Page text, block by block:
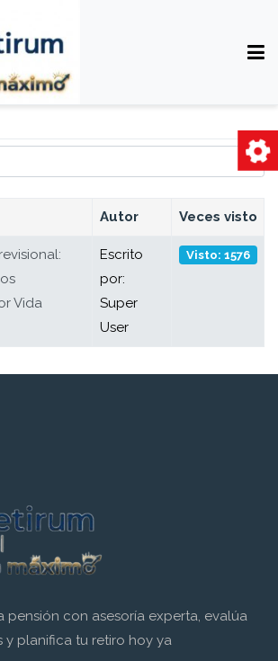
Autor Veces visto
Vida
Escrito
por:
Super
User
Visto: 1576
pensión con asesoría experta, evalúa
y planifica tu retiro hoy ya